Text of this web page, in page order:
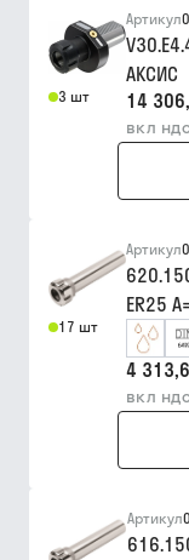
3 шт
Артикул
АКСИС
14
вкл
17 шт
Артикул
ER25
4
вкл
Артикул